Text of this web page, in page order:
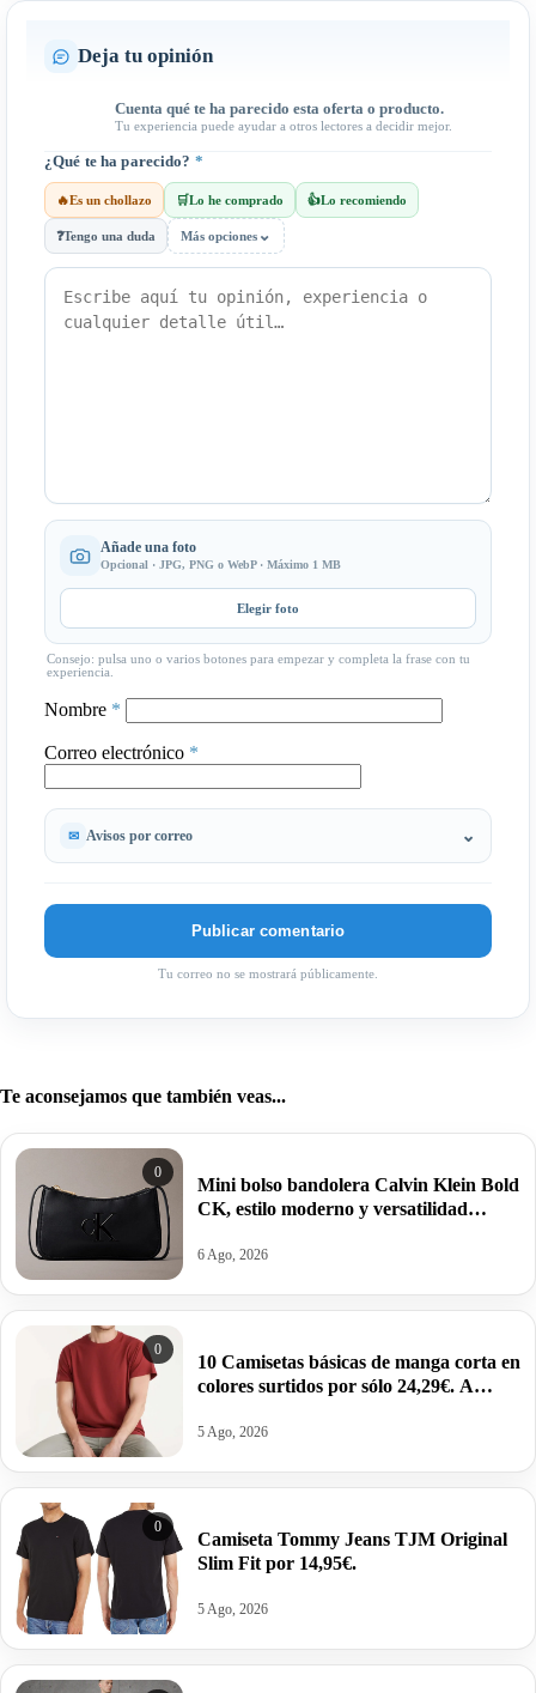
Deja tu opinión
Cuenta qué te ha parecido esta oferta o producto.
Tu experiencia puede ayudar a otros lectores a decidir mejor.
¿Qué te ha parecido? *
🔥Es un chollazo 🛒Lo he comprado 👍Lo recomiendo
❓Tengo una duda Más opciones ⌄
Añade una foto
Opcional · JPG, PNG o WebP · Máximo 1 MB
Elegir foto
Consejo: pulsa uno o varios botones para empezar y completa la frase con tu
experiencia.
Nombre *
Correo electrónico *
Avisos por correo
Tu correo no se mostrará públicamente.
Te aconsejamos que también veas...
0
Mini bolso bandolera Calvin Klein Bold
CK, estilo moderno y versatilidad
6 Ago, 2026
0
10 Camisetas básicas de manga corta en
colores surtidos por sólo 24,29€. A
5 Ago, 2026
0
Camiseta Tommy Jeans TJM Original
Slim Fit por 14,95€.
5 Ago, 2026